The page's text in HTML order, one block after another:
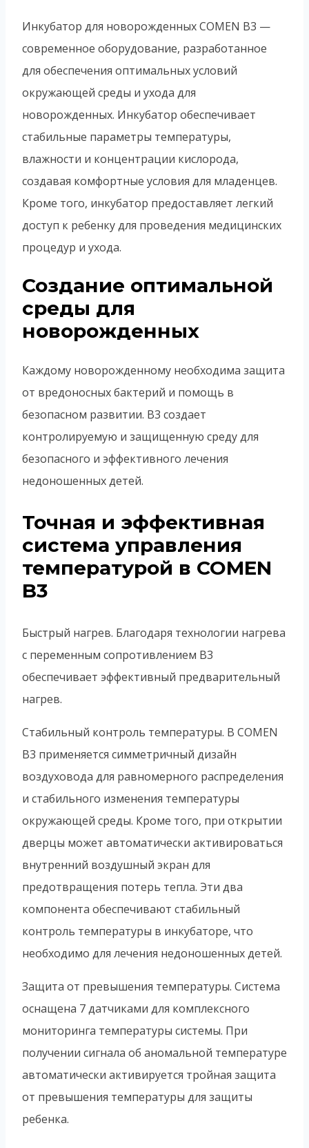
Инкубатор для новорожденных COMEN B3 —
современное оборудование, разработанное
для обеспечения оптимальных условий
окружающей среды и ухода для
новорожденных. Инкубатор обеспечивает
стабильные параметры температуры,
влажности и концентрации кислорода,
создавая комфортные условия для младенцев.
Кроме того, инкубатор предоставляет легкий
доступ к ребенку для проведения медицинских
процедур и ухода.
Создание оптимальной
среды для
новорожденных
Каждому новорожденному необходима защита
от вредоносных бактерий и помощь в
безопасном развитии. B3 создает
контролируемую и защищенную среду для
безопасного и эффективного лечения
недоношенных детей.
Точная и эффективная
система управления
температурой в COMEN
B3
Быстрый нагрев. Благодаря технологии нагрева
с переменным сопротивлением B3
обеспечивает эффективный предварительный
нагрев.
Стабильный контроль температуры. В COMEN
B3 применяется симметричный дизайн
воздуховода для равномерного распределения
и стабильного изменения температуры
окружающей среды. Кроме того, при открытии
дверцы может автоматически активироваться
внутренний воздушный экран для
предотвращения потерь тепла. Эти два
компонента обеспечивают стабильный
контроль температуры в инкубаторе, что
необходимо для лечения недоношенных детей.
Защита от превышения температуры. Система
оснащена 7 датчиками для комплексного
мониторинга температуры системы. При
получении сигнала об аномальной температуре
автоматически активируется тройная защита
от превышения температуры для защиты
ребенка.